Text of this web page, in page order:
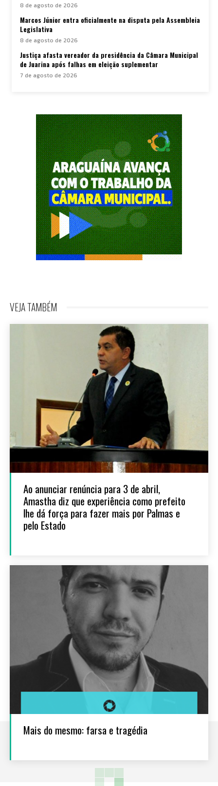
8 de agosto de 2026
Marcos Júnior entra oficialmente na disputa pela Assembleia
Legislativa
8 de agosto de 2026
Justiça afasta vereador da presidência da Câmara Municipal
de Juarina após falhas em eleição suplementar
7 de agosto de 2026
VEJA TAMBÉM
Ao anunciar renúncia para 3 de abril,
Amastha diz que experiência como prefeito
lhe dá força para fazer mais por Palmas e
pelo Estado
Mais do mesmo: farsa e tragédia